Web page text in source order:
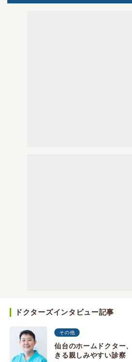
ドクターズインタビュー記事
その他
仙台のホームドクター
きる親しみやすい診察